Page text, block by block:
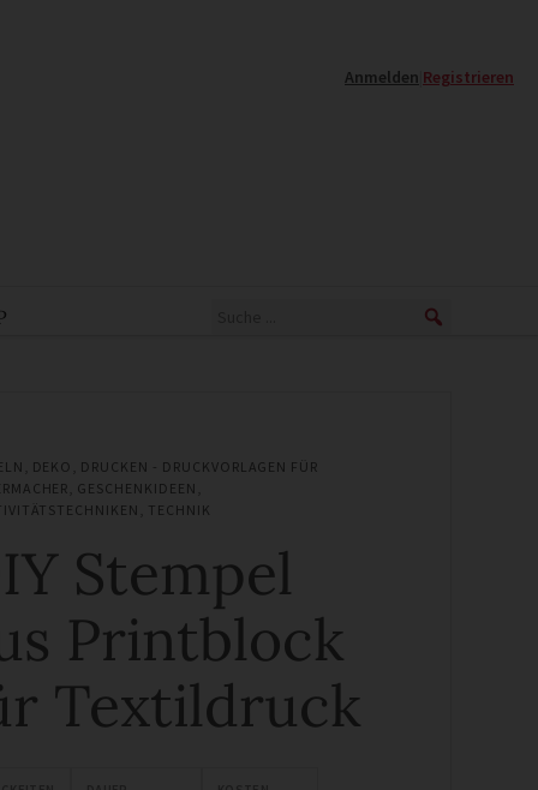
Anmelden Registrieren
DEKO
DRUCKEN - DRUCKVORLAGEN FÜR
GESCHENKIDEEN
TECHNIK
Stempel
Printblock
Textildruck